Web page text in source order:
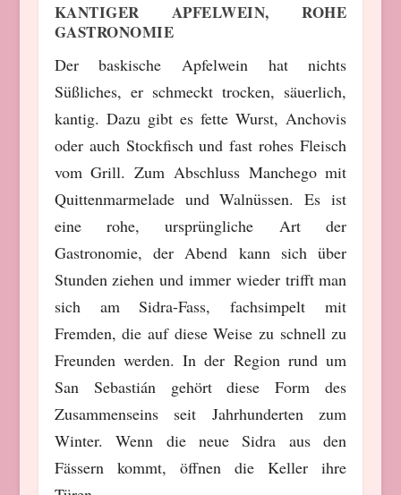
KANTIGER APFELWEIN, ROHE
GASTRONOMIE
Der baskische Apfelwein hat nichts
Süßliches, er schmeckttrocken, säuerlich,
kantig. Dazu gibt es fette Wurst, Anchovis
oder auch Stockfisch und fast rohes Fleisch
vom Grill. Zum Abschluss Manchego mit
Quittenmarmelade und Walnüssen. Es ist
eine rohe, ursprüngliche Art der
Gastronomie, der Abend kann sich über
Stunden ziehen und immer wieder trifft man
sich am Sidra-Fass, fachsimpelt mit
Fremden, die auf diese Weise zu schnell zu
Freunden werden. In der Region rund um
San Sebastiángehört diese Form des
Zusammenseins seit Jahrhunderten zum
Winter. Wenn die neue Sidra aus den
Fässern kommt, öffnen die Keller ihre